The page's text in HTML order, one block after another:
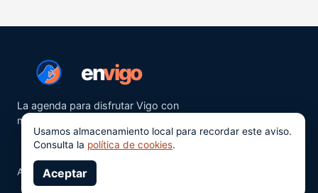
envigo
La agenda para disfrutar Vigo con
más ganas.
Aviso legalPrivacidad
Usamos almacenamiento local para recordar este aviso.
Consulta la política de cookies.
Aceptar